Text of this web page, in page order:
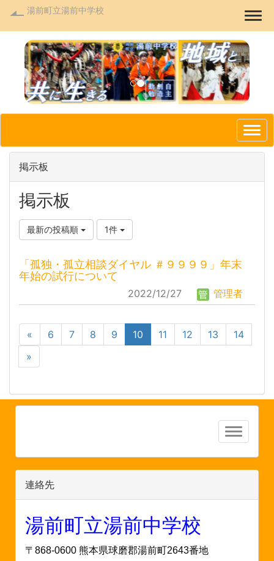
湯前町立湯前中学校
p
r
e
v
o
u
s
n
e
x
t
掲示板
掲示板
最新の投稿順 1件
「孤独・孤立相談ダイヤル ＃９９９９」年末
年始の試行について
2022/12/27 管理者
« 6 7 8 9 10 11 12 13
14
»
連絡先
湯前町立湯前中学校
〒868-0600 熊本県球磨郡湯前町2643番地